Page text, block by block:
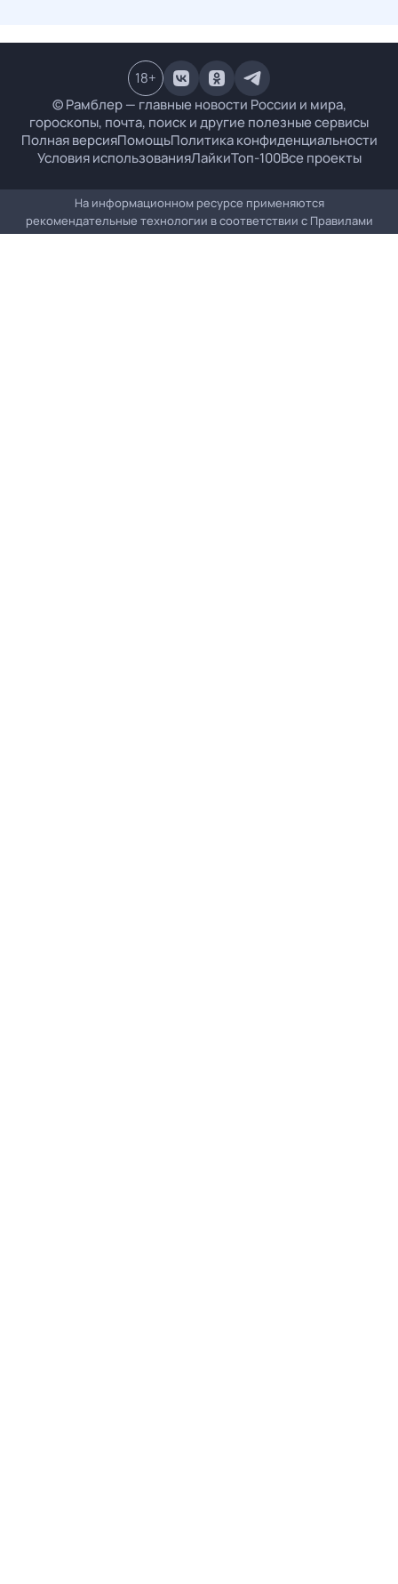
© Рамблер — главные новости России и мира,
гороскопы, почта, поиск и другие полезные сервисы
Полная версияПомощьПолитика конфиденциальности
Условия использованияЛайкиТоп-100Все проекты
18+
На информационном ресурсе применяются
рекомендательные технологии в соответствии с Правилами